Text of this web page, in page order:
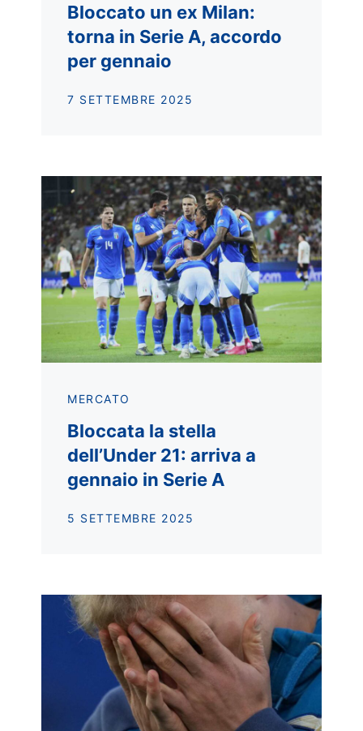
Bloccato un ex Milan:
torna in Serie A, accordo
per gennaio
7 SETTEMBRE 2025
MERCATO
Bloccata la stella
dell’Under 21: arriva a
gennaio in Serie A
5 SETTEMBRE 2025